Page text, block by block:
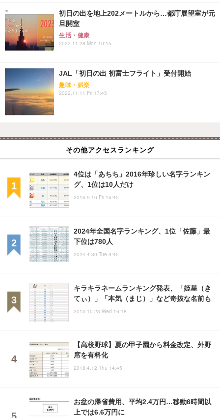
初日の出を地上202メートルから…都庁展望室が元
旦開室
生活・健康
2022.11.28 Mon 10:15
JAL「初日の出 初富士フライト」受付開始
趣味・娯楽
2022.11.11 Fri 17:45
その他アクセスランキング
4位は「あちち」2016年珍しい名字ランキン
グ、1位は10人だけ
2016.9.16 Fri 16:45
2024年全国名字ランキング、1位「佐藤」最
下位は780人
2024.4.30 Tue 9:45
キラキラネームランキング発表、「姫星（き
てぃ）」「本気（まじ）」など奇抜な名前も
2013.10.23 Wed 16:18
【高校野球】夏の甲子園から料金改定、外野
席を有料化
2018.4.12 Thu 14:45
お盆の帰省費用、平均2.4万円…移動6時間以
上では6.6万円に